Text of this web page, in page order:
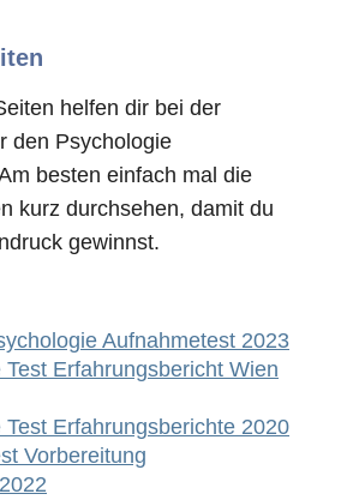
helfen dir bei der
den Psychologie
besten einfach mal die
kurz durchsehen, damit du
gewinnst.
Aufnahmetest 2023
Test Erfahrungsbericht Wien
Test Erfahrungsberichte 2020
Vorbereitung